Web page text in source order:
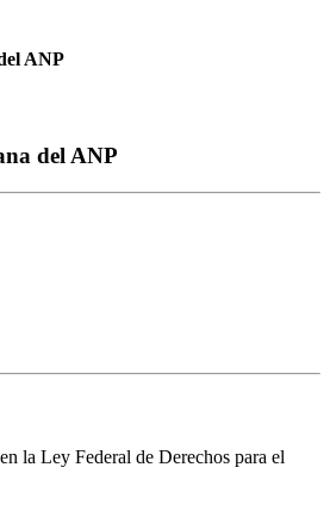
ANP
del ANP
la Ley Federal de Derechos para el